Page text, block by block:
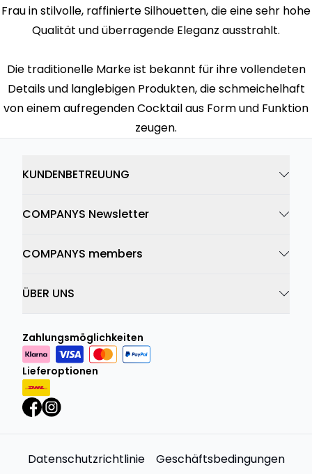
Frau in stilvolle, raffinierte Silhouetten, die eine sehr hohe
Qualität und überragende Eleganz ausstrahlt.
Die traditionelle Marke ist bekannt für ihre vollendeten
Details und langlebigen Produkten, die schmeichelhaft
von einem aufregenden Cocktail aus Form und Funktion
zeugen.
KUNDENBETREUUNG
COMPANYS Newsletter
COMPANYS members
ÜBER UNS
Zahlungsmöglichkeiten
Lieferoptionen
Datenschutzrichtlinie Geschäftsbedingungen